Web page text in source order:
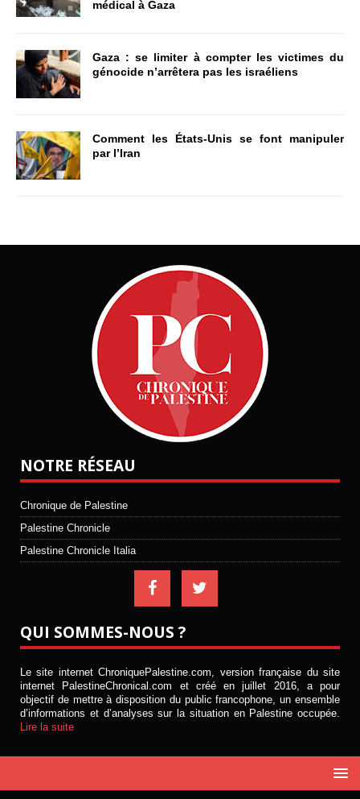
médical à Gaza
Gaza : se limiter à compter les victimes du
génocide n’arrêtera pas les israéliens
Comment les États-Unis se font manipuler
par l’Iran
NOTRE RÉSEAU
Chronique de Palestine
Palestine Chronicle
Palestine Chronicle Italia
QUI SOMMES-NOUS ?
Le site internet ChroniquePalestine.com, version française du site
internet PalestineChronical.com et créé en juillet 2016, a pour
objectif de mettre à disposition du public francophone, un ensemble
d’informations et d’analyses sur la situation en Palestine occupée.
Lire la suite